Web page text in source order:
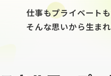
仕事もプライベート
そんな思いから生ま